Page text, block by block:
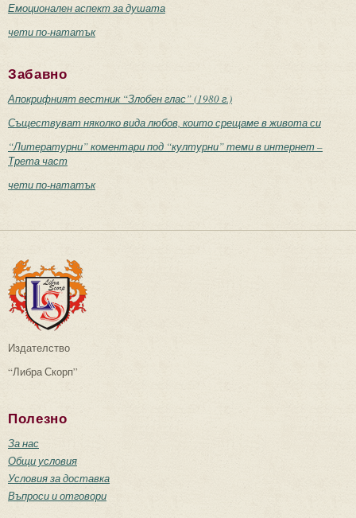
Емоционален аспект за душата
чети по-нататък
Забавно
Апокрифният вестник “Злобен глас” (1980 г.)
Съществуват няколко вида любов, които срещаме в живота си
“Литературни” коментари под “културни” теми в интернет –
Трета част
чети по-нататък
Издателство
“Либра Скорп”
Полезно
За нас
Общи условия
Условия за доставка
Въпроси и отговори